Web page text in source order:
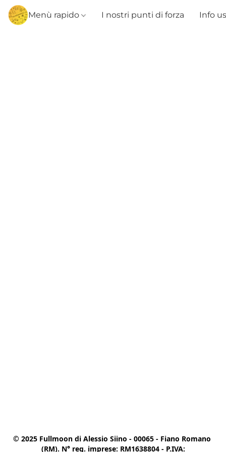
Menù rapido I nostri punti di forza Info
© 2025 Fullmoon di Alessio Siino - 00065 - Fiano Romano
(RM). N° reg. imprese: RM1638804 - P.IVA: